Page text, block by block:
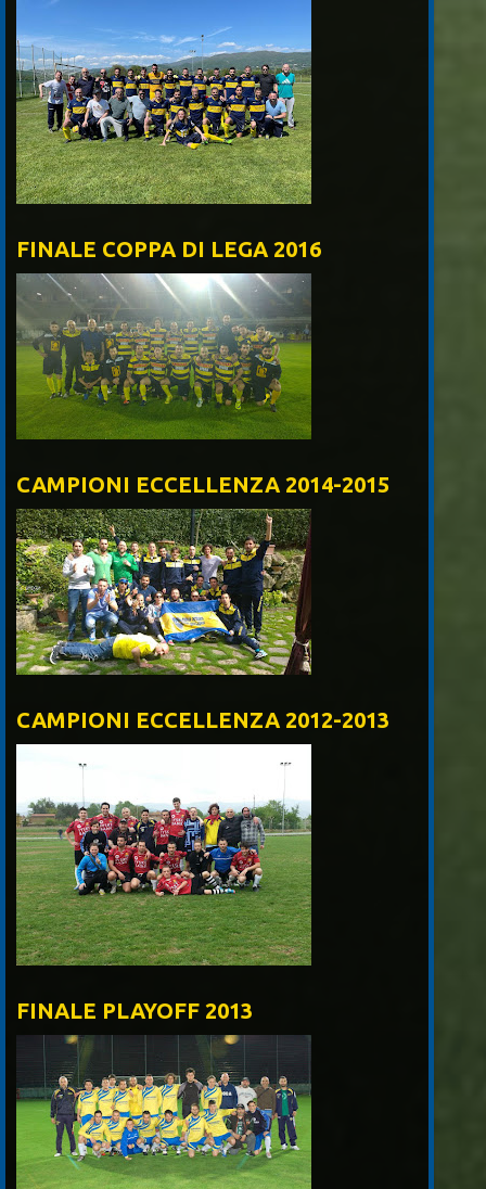
FINALE COPPA DI LEGA 2016
CAMPIONI ECCELLENZA 2014-2015
CAMPIONI ECCELLENZA 2012-2013
FINALE PLAYOFF 2013